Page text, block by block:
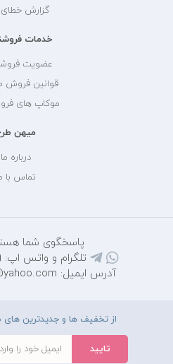
گزارش خطای
خدمات
عضویت
قوانین
موکاپ های
میهن
درباره ما
تماس با
پاسخگوی شما
تلگرام و واتس اپ: 09128509979
آدرس ایمیل: mihantarh@yahoo.com
از تخفیف ها و جدیدترین